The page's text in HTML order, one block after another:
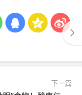
下一篇